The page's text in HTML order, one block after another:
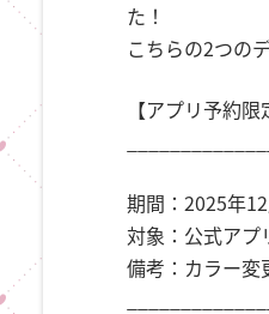
た！
こちらの2つの
【アプリ予約
期間：2025年
対象：公式アプ
備考：カラー変